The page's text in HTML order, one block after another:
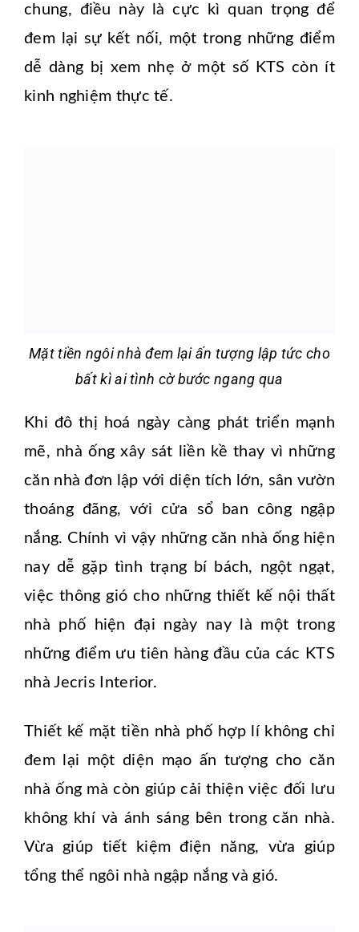
chung, điều này là cực kì quan trọng để
đem lại sự kết nối, một trong những điểm
dễ dàng bị xem nhẹ ở một số KTS còn ít
kinh nghiệm thực tế.
Mặt tiền ngôi nhà đem lại ấn tượng lập tức cho
bất kì ai tình cờ bước ngang qua
Khi đô thị hoá ngày càng phát triển mạnh
mẽ, nhà ống xây sát liền kề thay vì những
căn nhà đơn lập với diện tích lớn, sân vườn
thoáng đãng, với cửa sổ ban công ngập
nắng. Chính vì vậy những căn nhà ống hiện
nay dễ gặp tình trạng bí bách, ngột ngạt,
việc thông gió cho những thiết kế nội thất
nhà phố hiện đại ngày nay là một trong
những điểm ưu tiên hàng đầu của các KTS
nhà Jecris Interior.
Thiết kế mặt tiền nhà phố hợp lí không chỉ
đem lại một diện mạo ấn tượng cho căn
nhà ống mà còn giúp cải thiện việc đối lưu
không khí và ánh sáng bên trong căn nhà.
Vừa giúp tiết kiệm điện năng, vừa giúp
tổng thể ngôi nhà ngập nắng và gió.